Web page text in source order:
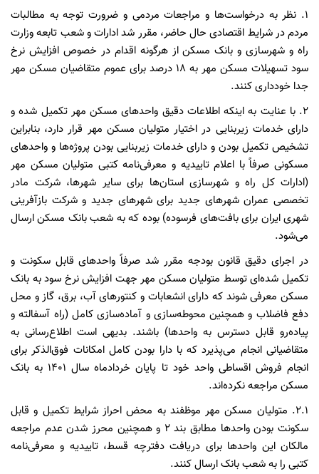
۱. نظر به درخواست‌ها و مراجعات مردمی و ضرورت توجه به مطالبات
مردم در شرایط اقتصادی حال حاضر، مقرر شد ادارات و شعب تابعه وزارت
راه و شهرسازی و بانک مسکن از هرگونه اقدام در خصوص افزایش نرخ
سود تسهیلات مسکن مهر به ۱۸ درصد برای عموم متقاضیان مسکن مهر
جدا خودداری کنند.
۲. با عنایت به اینکه اطلاعات دقیق واحدهای مسکن مهر تکمیل شده و
دارای خدمات زیربنایی در اختیار متولیان مسکن مهر قرار دارد، بنابراین
تشخیص تکمیل بودن و دارای خدمات زیربنایی بودن پروژه‌ها و واحدهای
مسکونی صرفاً با اعلام تاییدیه و معرفی‌نامه کتبی متولیان مسکن مهر
(ادارات کل راه و شهرسازی استان‌ها برای سایر شهرها، شرکت مادر
تخصصی عمران شهرهای جدید برای شهرهای جدید و شرکت بازآفرینی
شهری ایران برای بافت‌های فرسوده) بوده که به شعب بانک مسکن ارسال
می‌شود.
در اجرای دقیق قانون بودجه مقرر شد صرفاً واحدهای قابل سکونت و
تکمیل شده‌ای توسط متولیان مسکن مهر جهت افزایش نرخ سود به بانک
مسکن معرفی شوند که دارای انشعابات و کنتورهای آب، برق، گاز و محل
دفع فاضلاب و همچنین محوطه‌سازی و آماده‌سازی کامل (راه آسفالته و
پیاده‌رو قابل دسترس به واحدها) باشند. بدیهی است اطلاع‌رسانی به
متقاضیانی انجام می‌پذیرد که با دارا بودن کامل امکانات فوق‌الذکر برای
انجام فروش اقساطی واحد خود تا پایان خردادماه سال ۱۴۰۱ به بانک
مسکن مراجعه نکرده‌اند.
۲.۱. متولیان مسکن مهر موظفند به محض احراز شرایط تکمیل و قابل
سکونت بودن واحدها مطابق بند ۲ و همچنین محرز شدن عدم مراجعه
مالکان این واحدها برای دریافت دفترچه قسط، تاییدیه و معرفی‌نامه
کتبی را به شعب بانک ارسال کنند.